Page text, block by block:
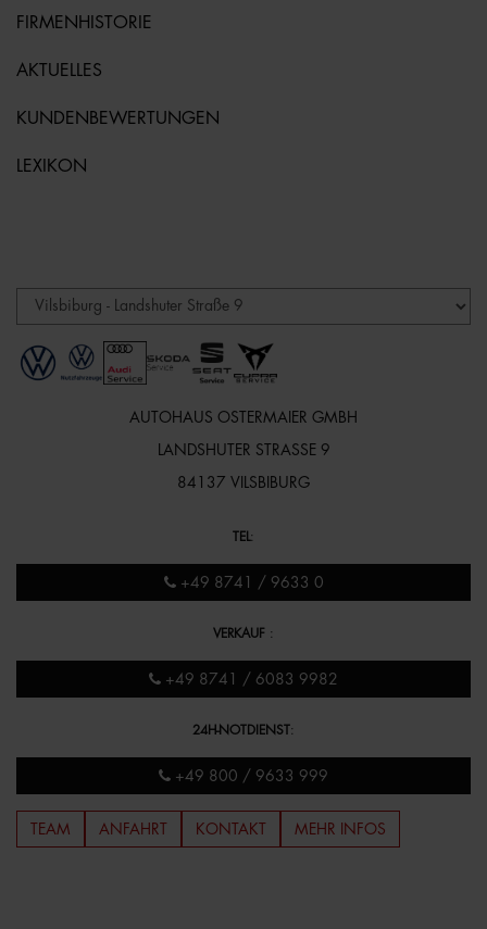
FIRMENHISTORIE
AKTUELLES
KUNDENBEWERTUNGEN
LEXIKON
AUTOHAUS OSTERMAIER GMBH
LANDSHUTER STRASSE 9
84137 VILSBIBURG
TEL :
+49 8741 / 9633 0
VERKAUF :
+49 8741 / 6083 9982
24H-NOTDIENST:
+49 800 / 9633 999
TEAM ANFAHRT KONTAKT MEHR INFOS